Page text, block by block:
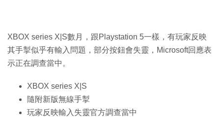
XBOX series X|S數月，跟Playstation 5一樣，有玩家反映
其手掣似乎有輸入問題，部分按鈕會失靈，Microsoft回應表
示正在調查當中。
XBOX series X|S
隨附新版無線手掣
玩家反映輸入失靈官方調查當中